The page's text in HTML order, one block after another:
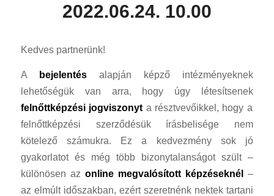
2022.06.24. 10.00
Kedves partnerünk!
A bejelentésalapján képző intézményeknek
lehetőségük van arra, hogy úgy létesítsenek
felnőttképzési jogviszonyt a résztvevőikkel, hogy a
felnőttképzési szerződésük írásbelisége nem
kötelező számukra. Ez a kedvezmény sok jó
gyakorlatot és még több bizonytalanságot szült –
különösen az online megvalósított képzéseknél –
az elmúlt időszakban, ezért szeretnénk nektek tartani